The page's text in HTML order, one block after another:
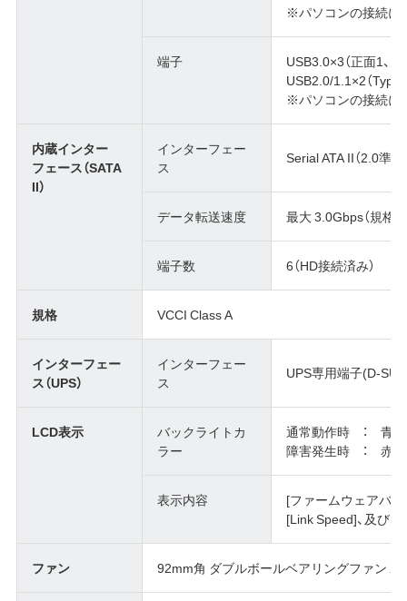
※パソコンの接続に
端子
USB3.0×3（正面1、背
USB2.0/1.1×2（Type
※パソコンの接続に
内蔵インター
フェース（SATA
II）
インターフェー
ス
Serial ATA II（2.0準拠
データ転送速度 最大 3.0Gbps（規格値
端子数 6（HD接続済み）
規格 VCCI Class A
インターフェー
ス（UPS）
インターフェー
ス
UPS専用端子(D-
LCD表示
バックライトカ
ラー
通常動作時 ： 青
障害発生時 ： 赤
表示内容
[ファームウェアバ
[Link Speed]、及び
ファン 92mm角 ダブルボールベアリングファン 2